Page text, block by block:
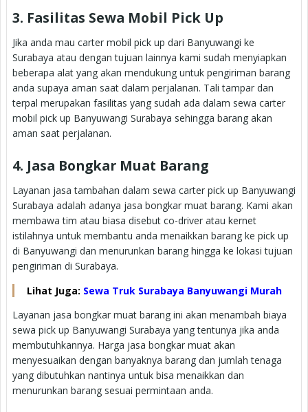
3. Fasilitas Sewa Mobil Pick Up
Jika anda mau carter mobil pick up dari Banyuwangi ke
Surabaya atau dengan tujuan lainnya kami sudah menyiapkan
beberapa alat yang akan mendukung untuk pengiriman barang
anda supaya aman saat dalam perjalanan. Tali tampar dan
terpal merupakan fasilitas yang sudah ada dalam sewa carter
mobil pick up Banyuwangi Surabaya sehingga barang akan
aman saat perjalanan.
4. Jasa Bongkar Muat Barang
Layanan jasa tambahan dalam sewa carter pick up Banyuwangi
Surabaya adalah adanya jasa bongkar muat barang. Kami akan
membawa tim atau biasa disebut co-driver atau kernet
istilahnya untuk membantu anda menaikkan barang ke pick up
di Banyuwangi dan menurunkan barang hingga ke lokasi tujuan
pengiriman di Surabaya.
Lihat Juga: Sewa Truk Surabaya Banyuwangi Murah
Layanan jasa bongkar muat barang ini akan menambah biaya
sewa pick up Banyuwangi Surabaya yang tentunya jika anda
membutuhkannya. Harga jasa bongkar muat akan
menyesuaikan dengan banyaknya barang dan jumlah tenaga
yang dibutuhkan nantinya untuk bisa menaikkan dan
menurunkan barang sesuai permintaan anda.